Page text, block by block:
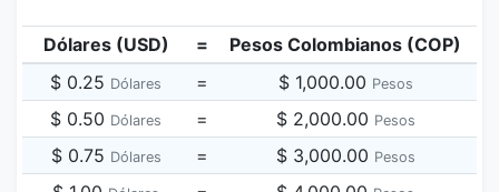
Dólares (USD) =
Pesos Colombianos (COP)
$ 0.25 Dólares = $ 1,000.00 Pesos
$ 0.50 Dólares = $ 2,000.00 Pesos
$ 0.75 Dólares = $ 3,000.00 Pesos